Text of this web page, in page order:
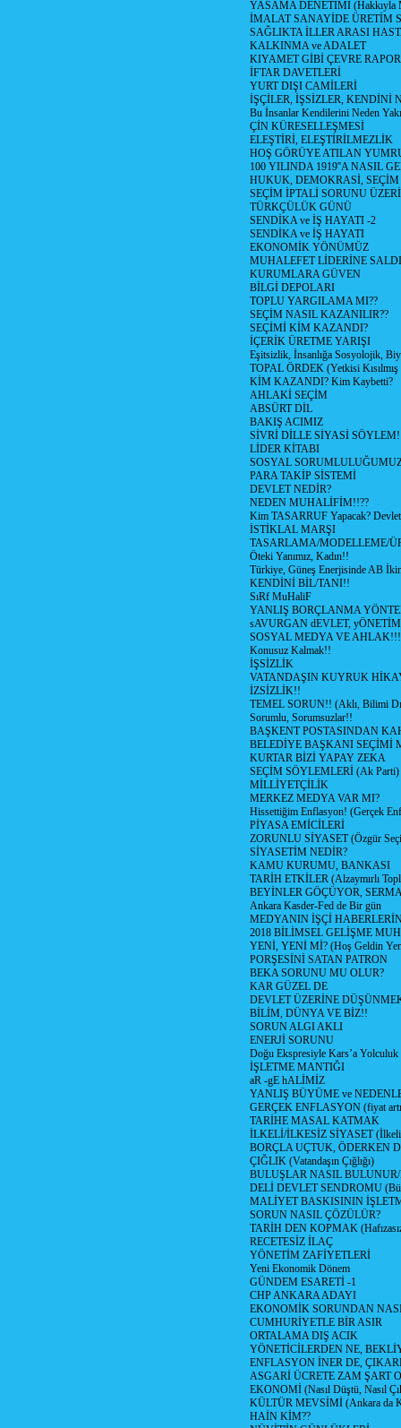
YASAMA DENETİMİ (Hakkıyla
İMALAT SANAYİDE ÜRETİM
SAĞLIKTA İLLER ARASI
KALKINMA ve ADALET
KIYAMET GİBİ ÇEVRE
İFTAR DAVETLERİ
YURT DIŞI CAMİLERİ
İŞÇİLER, İŞSİZLER, KENDİNİ
Bu İnsanlar Kendilerini Neden
ÇİN KÜRESELLEŞMESİ
ELEŞTİRİ, ELEŞTİRİLMEZLİK
HOŞ GÖRÜYE ATILAN
100 YILINDA 1919''A NASIL
HUKUK, DEMOKRASİ, SEÇİM
SEÇİM İPTALİ SORUNU
TÜRKÇÜLÜK GÜNÜ
SENDİKA ve İŞ HAYATI -2
SENDİKA ve İŞ HAYATI
EKONOMİK YÖNÜMÜZ
MUHALEFET LİDERİNE
KURUMLARA GÜVEN
BİLGİ DEPOLARI
TOPLU YARGILAMA MI??
SEÇİM NASIL KAZANILIR??
SEÇİMİ KİM KAZANDI?
İÇERİK ÜRETME YARIŞI
Eşitsizlik, İnsanlığa Sosyolojik,
TOPAL ÖRDEK (Yetkisi
KİM KAZANDI? Kim Kaybetti?
AHLAKİ SEÇİM
ABSÜRT DİL
BAKIŞ ACIMIZ
SİVRİ DİLLE SİYASİ
LİDER KİTABI
SOSYAL
PARA TAKİP SİSTEMİ
DEVLET NEDİR?
NEDEN MUHALİFİM!!??
Kim TASARRUF Yapacak? Devlet
İSTİKLAL MARŞI
TASARLAMA/MODELLEME/
Öteki Yanımız, Kadın!!
Türkiye, Güneş Enerjisinde AB
KENDİNİ BİL/TANI!!
SıRf MuHaliF
YANLIŞ BORÇLANMA
sAVURGAN dEVLET,
SOSYAL MEDYA VE AHLAK!!!
Konusuz Kalmak!!
İŞSİZLİK
VATANDAŞIN KUYRUK
İZSİZLİK!!
TEMEL SORUN!! (Aklı, Bilimi
Sorumlu, Sorumsuzlar!!
BAŞKENT POSTASINDAN
BELEDİYE BAŞKANI SEÇİMİ
KURTAR BİZİ YAPAY ZEKA
SEÇİM SÖYLEMLERİ (Ak Parti)
MİLLİYETÇİLİK
MERKEZ MEDYA VAR MI?
Hissettiğim Enflasyon! (Gerçek
PİYASA EMİCİLERİ
ZORUNLU SİYASET (Özgür
SİYASETİM NEDİR?
KAMU KURUMU, BANKASI
TARİH ETKİLER (Alzaymırlı
BEYİNLER GÖÇÜYOR,
Ankara Kasder-Fed de Bir gün
MEDYANIN İŞÇİ
2018 BİLİMSEL GELİŞME
YENİ, YENİ Mİ? (Hoş Geldin
PORŞESİNİ SATAN PATRON
BEKA SORUNU MU OLUR?
KAR GÜZEL DE
DEVLET ÜZERİNE
BİLİM, DÜNYA VE BİZ!!
SORUN ALGI AKLI
ENERJİ SORUNU
Doğu Ekspresiyle Kars’a Yolculuk
İŞLETME MANTIĞI
aR -gE hALİMİZ
YANLIŞ BÜYÜME ve
GERÇEK ENFLASYON (fiyat
TARİHE MASAL KATMAK
İLKELİ/İLKESİZ SİYASET
BORÇLA UÇTUK, ÖDERKEN
ÇIĞLIK (Vatandaşın Çığlığı)
BULUŞLAR NASIL
DELİ DEVLET SENDROMU
MALİYET BASKISININ
SORUN NASIL ÇÖZÜLÜR?
TARİH DEN KOPMAK
RECETESİZ İLAÇ
YÖNETİM ZAFİYETLERİ
Yeni Ekonomik Dönem
GÜNDEM ESARETİ -1
CHP ANKARA ADAYI
EKONOMİK SORUNDAN
CUMHURİYETLE BİR ASIR
ORTALAMA DIŞ ACIK
YÖNETİCİLERDEN NE,
ENFLASYON İNER DE,
ASGARİ ÜCRETE ZAM ŞART
EKONOMİ (Nasıl Düştü, Nasıl
KÜLTÜR MEVSİMİ (Ankara da
HAİN KİM??